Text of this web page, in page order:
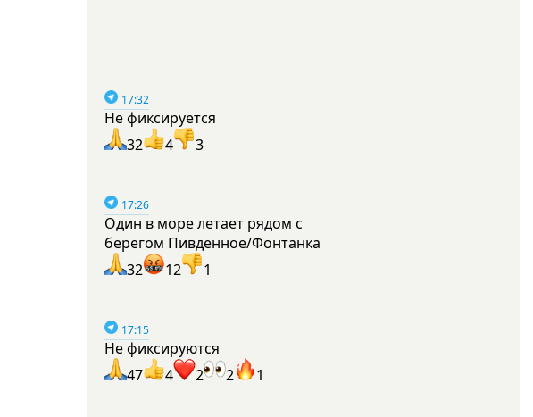
17:32
Не фиксируется
32
4 3
17:26
Один в море летает рядом с
берегом Пивденное/Фонтанка
32
12 1
17:15
Не фиксируются
47
4 2 2 1